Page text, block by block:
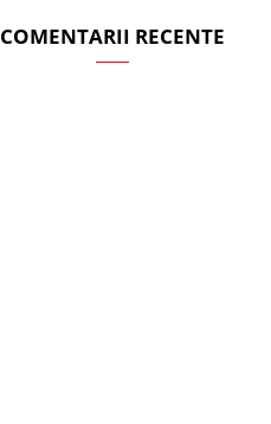
COMENTARII RECENTE